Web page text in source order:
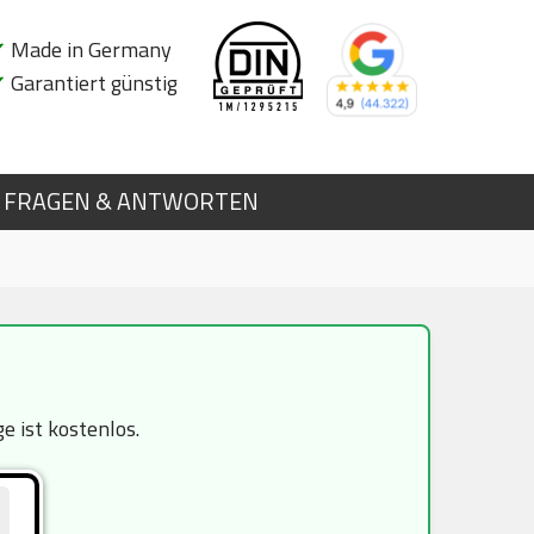
Made in Germany
Garantiert günstig
FRAGEN & ANTWORTEN
ist kostenlos.